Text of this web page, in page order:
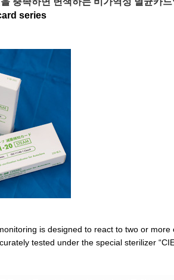
series
is designed to react to two or
tested under the special sterilizer